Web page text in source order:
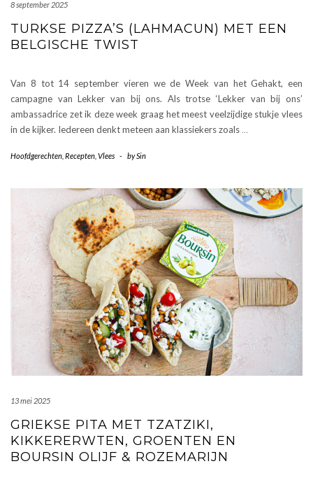
8 september 2025
TURKSE PIZZA’S (LAHMACUN) MET EEN
BELGISCHE TWIST
Van 8 tot 14 september vieren we de Week van het Gehakt, een
campagne van Lekker van bij ons. Als trotse ‘Lekker van bij ons’
ambassadrice zet ik deze week graag het meest veelzijdige stukje vlees
in de kijker. Iedereen denkt meteen aan klassiekers zoals …
Hoofdgerechten Recepten Vlees - bySin
13 mei 2025
GRIEKSE PITA MET TZATZIKI,
KIKKERERWTEN, GROENTEN EN
BOURSIN OLIJF & ROZEMARIJN